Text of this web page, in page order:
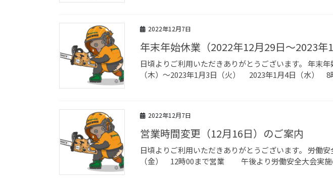
2022年12月7日
年末年始休業（2022年12月29日～2023年
日頃よりご利用いただきありがとうございます。 年
（木）～2023年1月3日（火） 2023年1月4日（水）
2022年12月7日
営業時間変更（12月16日）のご案内
日頃よりご利用いただきありがとうございます。 労働
（金） 12時00まで営業 午後より労働安全大会実施